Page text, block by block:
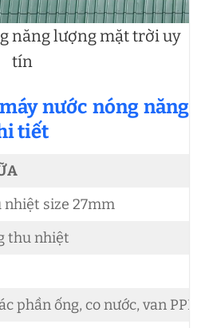
năng lượng mặt trời uy
tín
nước nóng năng
tiết
nhiệt size 27mm
thu nhiệt
phần ống, co nước, van